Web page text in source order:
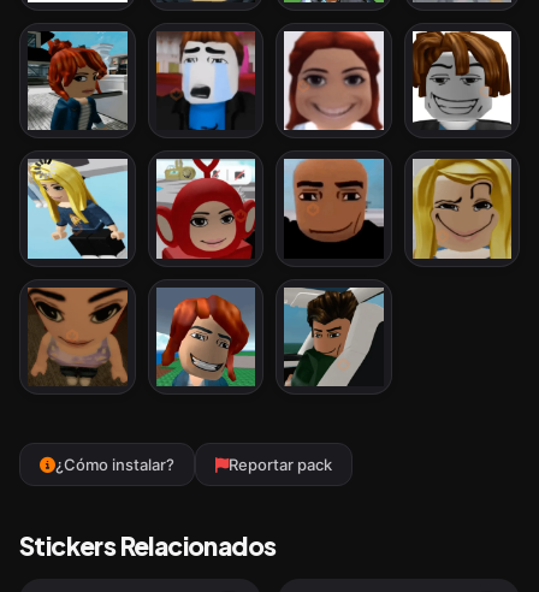
¿Cómo instalar? Reportar pack
Stickers Relacionados